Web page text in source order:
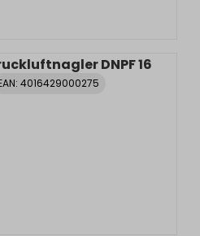
DNPF 16
4016429000275